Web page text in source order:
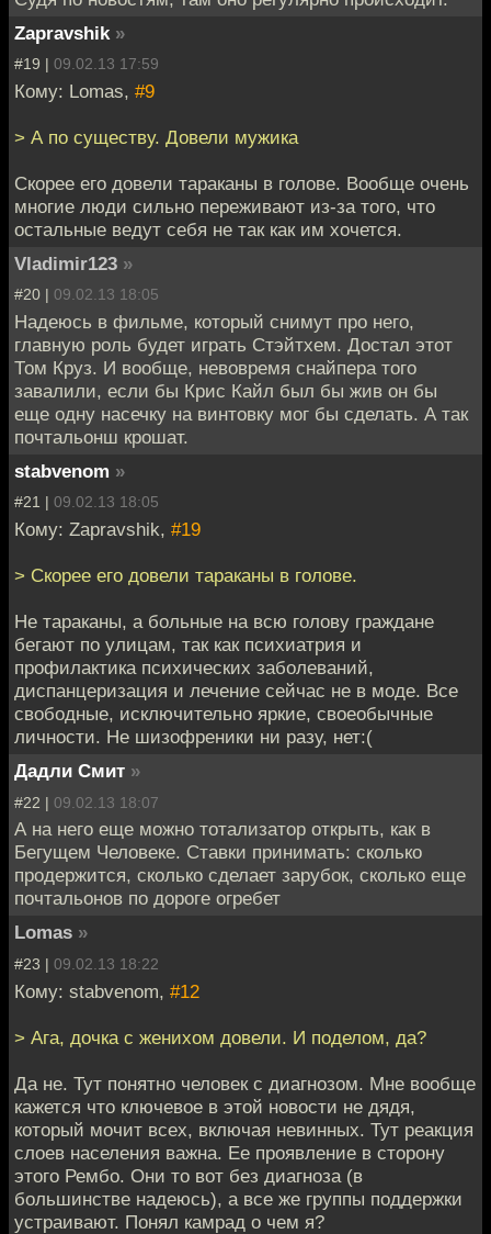
Zapravshik »
#19 | 09.02.13 17:59
Кому: Lomas, #9
> А по существу. Довели мужика
Скорее его довели тараканы в голове. Вообще очень
многие люди сильно переживают из-за того, что
остальные ведут себя не так как им хочется.
Vladimir123 »
#20 | 09.02.13 18:05
Надеюсь в фильме, который снимут про него,
главную роль будет играть Стэйтхем. Достал этот
Том Круз. И вообще, невовремя снайпера того
завалили, если бы Крис Кайл был бы жив он бы
еще одну насечку на винтовку мог бы сделать. А так
почтальонш крошат.
stabvenom »
#21 | 09.02.13 18:05
Кому: Zapravshik, #19
> Скорее его довели тараканы в голове.
Не тараканы, а больные на всю голову граждане
бегают по улицам, так как психиатрия и
профилактика психических заболеваний,
диспанцеризация и лечение сейчас не в моде. Все
свободные, исключительно яркие, своеобычные
личности. Не шизофреники ни разу, нет:(
Дадли Смит »
#22 | 09.02.13 18:07
А на него еще можно тотализатор открыть, как в
Бегущем Человеке. Ставки принимать: сколько
продержится, сколько сделает зарубок, сколько еще
почтальонов по дороге огребет
Lomas »
#23 | 09.02.13 18:22
Кому: stabvenom, #12
> Ага, дочка с женихом довели. И поделом, да?
Да не. Тут понятно человек с диагнозом. Мне вообще
кажется что ключевое в этой новости не дядя,
который мочит всех, включая невинных. Тут реакция
слоев населения важна. Ее проявление в сторону
этого Рембо. Они то вот без диагноза (в
большинстве надеюсь), а все же группы поддержки
устраивают. Понял камрад о чем я?